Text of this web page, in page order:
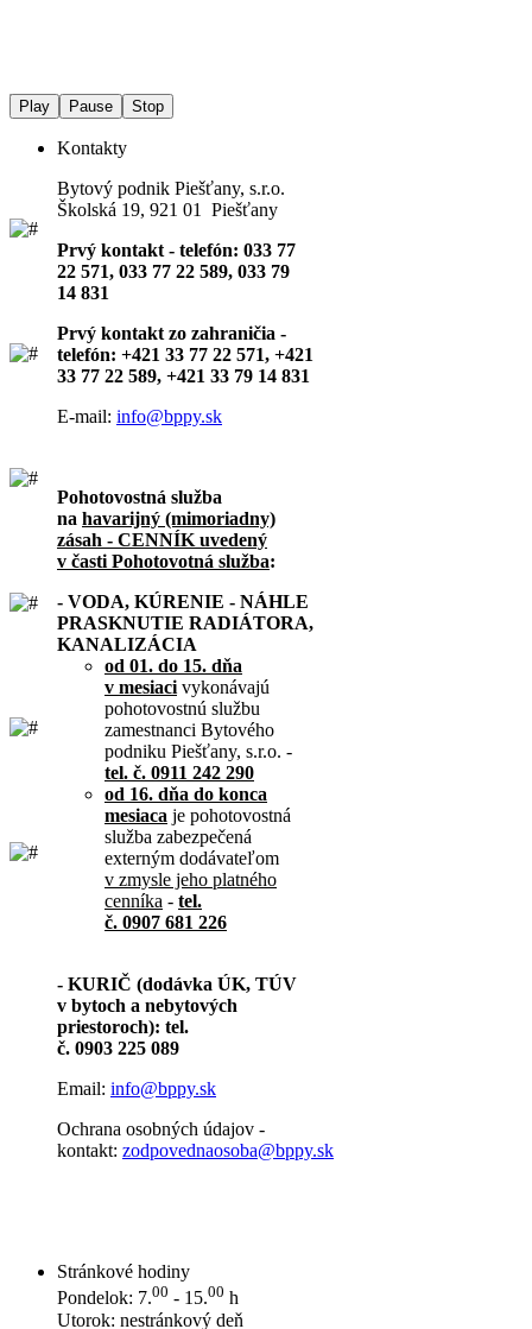
Play Pause Stop
Kontakty
Bytový podnik Piešťany, s.r.o.
Školská 19, 921 01 Piešťany
Prvý kontakt - telefón: 033 77
22 571, 033 77 22 589, 033 79
14 831
Prvý kontakt zo zahraničia -
telefón: +421 33 77 22 571, +421
33 77 22 589, +421 33 79 14 831
E-mail: info@bppy.sk
Pohotovostná služba
na havarijný (mimoriadny)
zásah - CENNÍK uvedený
v časti Pohotovotná služba:
- VODA, KÚRENIE - NÁHLE
PRASKNUTIE RADIÁTORA,
KANALIZÁCIA
od 01. do 15. dňa
v mesiaci vykonávajú
pohotovostnú službu
zamestnanci Bytového
podniku Piešťany, s.r.o. -
tel. č. 0911 242 290
od 16. dňa do konca
mesiaca je pohotovostná
služba zabezpečená
externým dodávateľom
v zmysle jeho platného
cenníka - tel.
č. 0907 681 226
- KURIČ (dodávka ÚK, TÚV
v bytoch a nebytových
priestoroch): tel.
č. 0903 225 089
Email: info@bppy.sk
Ochrana osobných údajov -
kontakt: zodpovednaosoba@bppy.sk
Stránkové hodiny
Pondelok: 7.00 - 15.00 h
Utorok: nestránkový deň